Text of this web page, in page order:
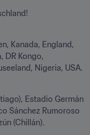
Kanada, England,
DR Kongo,
Nigeria, USA.
Estadio Germán
Sánchez Rumoroso
(Chillán).